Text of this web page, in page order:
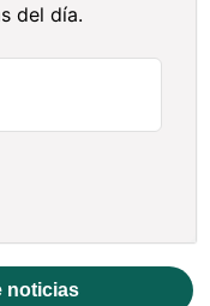
del día.
noticias